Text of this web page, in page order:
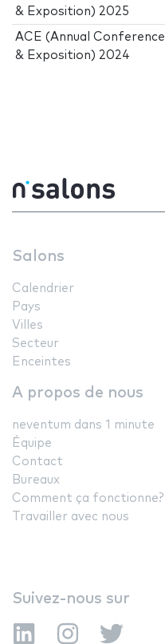
& Exposition) 2025
ACE (Annual Conference
& Exposition) 2024
Salons
Calendrier
Pays
Villes
Secteur
Enceintes
A propos de nous
neventum dans 1 minute
Équipe
Contact
Bureaux
Comment ça fonctionne?
Travailler avec nous
Suivez-nous sur